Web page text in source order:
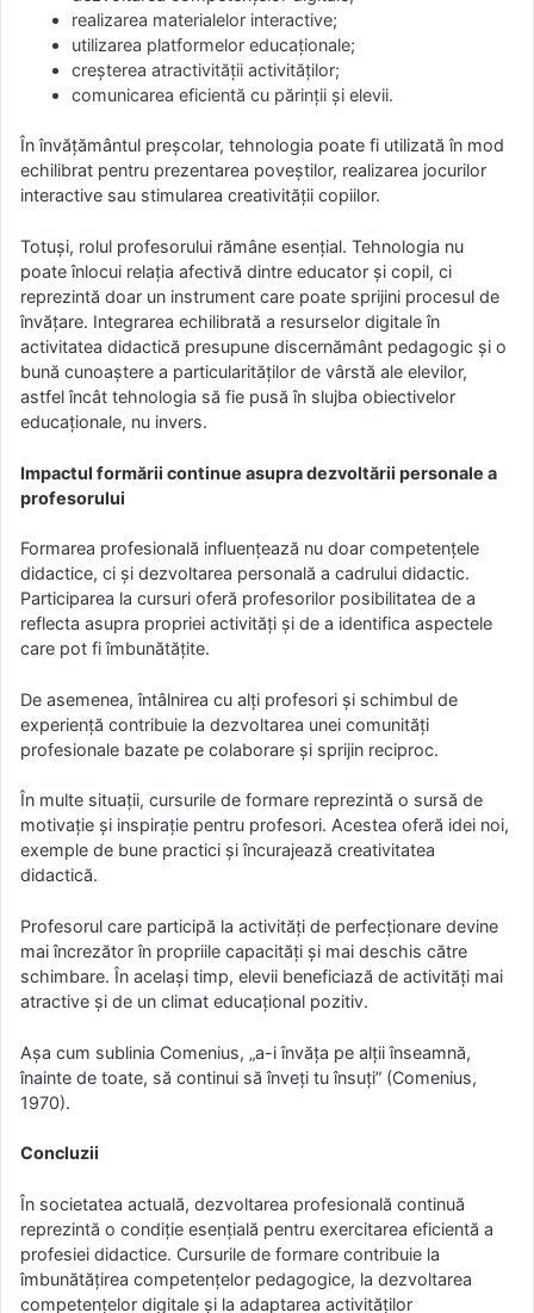
realizarea materialelor interactive;
utilizarea platformelor educaționale;
creșterea atractivității activităților;
comunicarea eficientă cu părinții și elevii.
În învățământul preșcolar, tehnologia poate fi utilizată în mod
echilibrat pentru prezentarea poveștilor, realizarea jocurilor
interactive sau stimularea creativității copiilor.
Totuși, rolul profesorului rămâne esențial. Tehnologia nu
poate înlocui relația afectivă dintre educator și copil, ci
reprezintă doar un instrument care poate sprijini procesul de
învățare. Integrarea echilibrată a resurselor digitale în
activitatea didactică presupune discernământ pedagogic și o
bună cunoaștere a particularităților de vârstă ale elevilor,
astfel încât tehnologia să fie pusă în slujba obiectivelor
educaționale, nu invers.
Impactul formării continue asupra dezvoltării personale a
profesorului
Formarea profesională influențează nu doar competențele
didactice, ci și dezvoltarea personală a cadrului didactic.
Participarea la cursuri oferă profesorilor posibilitatea de a
reflecta asupra propriei activități și de a identifica aspectele
care pot fi îmbunătățite.
De asemenea, întâlnirea cu alți profesori și schimbul de
experiență contribuie la dezvoltarea unei comunități
profesionale bazate pe colaborare și sprijin reciproc.
În multe situații, cursurile de formare reprezintă o sursă de
motivație și inspirație pentru profesori. Acestea oferă idei noi,
exemple de bune practici și încurajează creativitatea
didactică.
Profesorul care participă la activități de perfecționare devine
mai încrezător în propriile capacități și mai deschis către
schimbare. În același timp, elevii beneficiază de activități mai
atractive și de un climat educațional pozitiv.
Așa cum sublinia Comenius, „a-i învăța pe alții înseamnă,
înainte de toate, să continui să înveți tu însuți” (Comenius,
1970).
Concluzii
În societatea actuală, dezvoltarea profesională continuă
reprezintă o condiție esențială pentru exercitarea eficientă a
profesiei didactice. Cursurile de formare contribuie la
îmbunătățirea competențelor pedagogice, la dezvoltarea
competențelor digitale și la adaptarea activităților